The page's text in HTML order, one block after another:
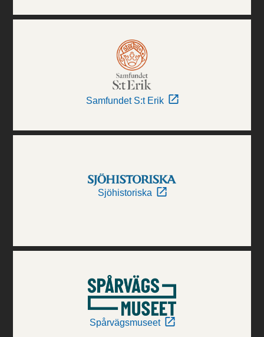
Samfundet S:t Erik
Sjöhistoriska
Spårvägsmuseet